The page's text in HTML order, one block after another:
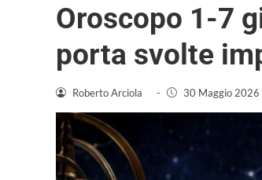
Oroscopo 1-7
porta svolte
Roberto Arciola - 30 Maggio 2026